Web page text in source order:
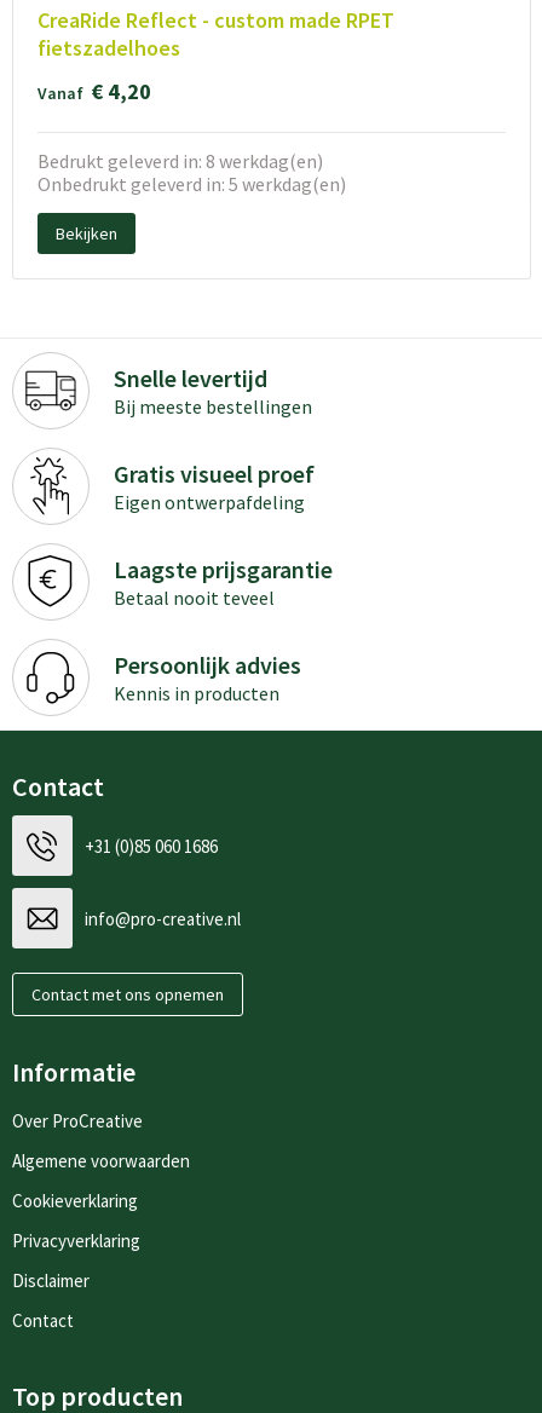
CreaRide Reflect - custom made RPET
fietszadelhoes
Vanaf € 4,20
Bedrukt geleverd in: 8 werkdag(en)
Onbedrukt geleverd in: 5 werkdag(en)
Bekijken
Snelle levertijd
Bij meeste bestellingen
Gratis visueel proef
Eigen ontwerpafdeling
Laagste prijsgarantie
Betaal nooit teveel
Persoonlijk advies
Kennis in producten
Contact
+31 (0)85 060 1686
info@pro-creative.nl
Contact met ons opnemen
Informatie
Over ProCreative
Algemene voorwaarden
Cookieverklaring
Privacyverklaring
Disclaimer
Contact
Top producten